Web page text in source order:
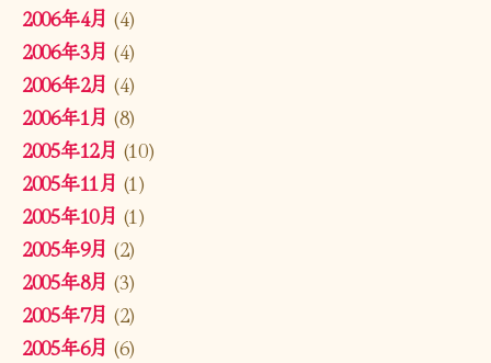
2006年4月 (4)
2006年3月 (4)
2006年2月 (4)
2006年1月 (8)
2005年12月 (10)
2005年11月 (1)
2005年10月 (1)
2005年9月 (2)
2005年8月 (3)
2005年7月 (2)
2005年6月 (6)